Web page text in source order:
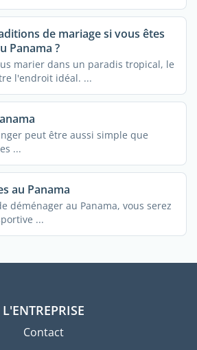
de mariage si vous êtes
Panama ?
marier dans un paradis tropical, le
l'endroit idéal. ...
peut être aussi simple que
...
au Panama
déménager au Panama, vous serez
...
L'ENTREPRISE
Contact